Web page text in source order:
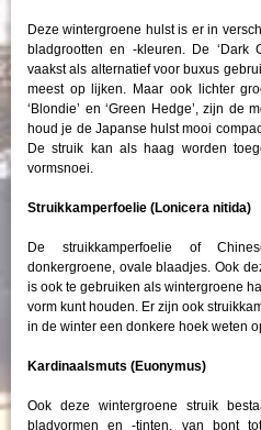
Deze wintergroene hulst is er in
bladgrootten en -kleuren. De ‘Dark
vaakst als alternatief voor buxus
meest op lijken. Maar ook lichter
‘Blondie’ en ‘Green Hedge’, zijn de
houd je de Japanse hulst mooi
De struik kan als haag worden
vormsnoei.
Struikkamperfoelie (Lonicera nitida)
De struikkamperfoelie of
donkergroene, ovale blaadjes. Ook
is ook te gebruiken als wintergroene
vorm kunt houden. Er zijn ook
in de winter een donkere hoek weten
Kardinaalsmuts (Euonymus)
Ook deze wintergroene struik
bladvormen en -tinten, van bont